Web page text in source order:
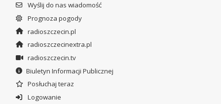
Wyślij do nas wiadomość
Prognoza pogody
radioszczecin.pl
radioszczecinextra.pl
radioszczecin.tv
Biuletyn Informacji Publicznej
Posłuchaj teraz
Logowanie